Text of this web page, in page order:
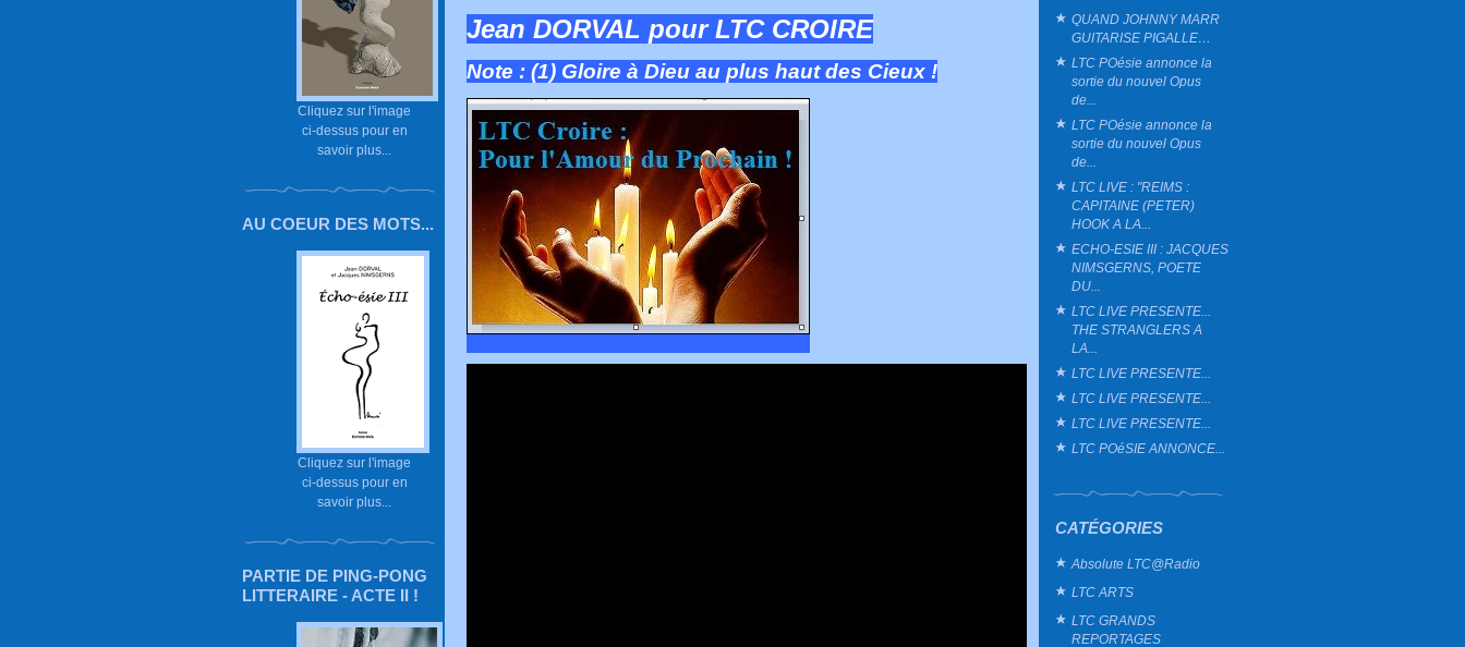
Cliquez sur l'image
ci-dessus pour en
savoir plus...
AU COEUR DES MOTS...
Cliquez sur l'image
ci-dessus pour en
savoir plus...
PARTIE DE PING-PONG
LITTERAIRE - ACTE II !
QUAND JOHNNY MARR
GUITARISE PIGALLE…
LTC POésie annonce la
sortie du nouvel Opus
de...
LTC POésie annonce la
sortie du nouvel Opus
de...
LTC LIVE : "REIMS :
CAPITAINE (PETER)
HOOK A LA...
ECHO-ESIE III : JACQUES
NIMSGERNS, POETE
DU...
LTC LIVE PRESENTE...
THE STRANGLERS A
LA...
LTC LIVE PRESENTE...
LTC LIVE PRESENTE...
LTC LIVE PRESENTE...
LTC POéSIE ANNONCE...
CATÉGORIES
Absolute LTC@Radio
LTC ARTS
LTC GRANDS
REPORTAGES
Jean DORVAL pour LTC CROIRE
Note : (1) Gloire à Dieu au plus haut des Cieux !